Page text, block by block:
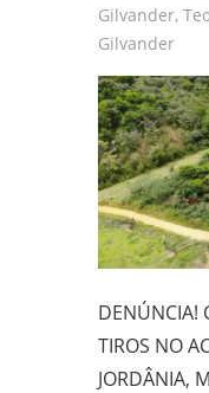
Gilvander,
Gilvander
DENÚNCIA!
TIROS NO
JORDÂNIA,